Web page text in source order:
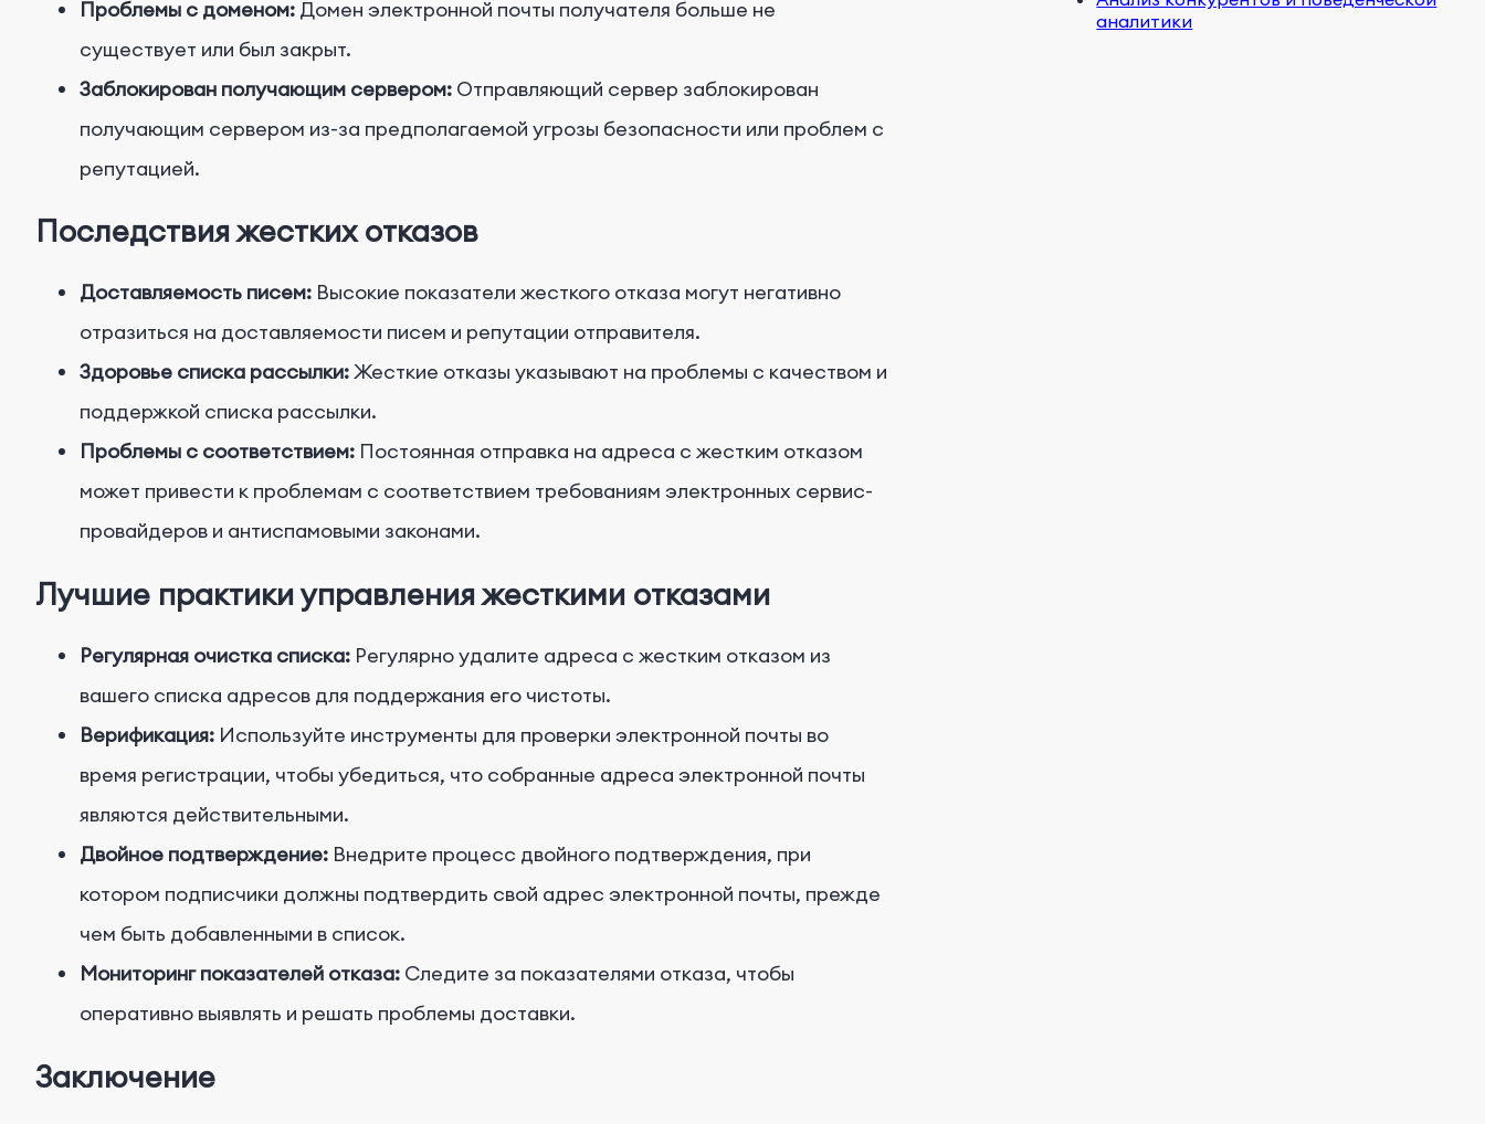
Проблемы с доменом: Домен электронной почты получателя больше не
существует или был закрыт.
Заблокирован получающим сервером: Отправляющий сервер заблокирован
получающим сервером из-за предполагаемой угрозы безопасности или проблем с
репутацией.
Последствия жестких отказов
Доставляемость писем: Высокие показатели жесткого отказа могут негативно
отразиться на доставляемости писем и репутации отправителя.
Здоровье списка рассылки:Жесткие отказы указывают на проблемы с качеством и
поддержкой списка рассылки.
Проблемы с соответствием: Постоянная отправка на адреса с жестким отказом
может привести к проблемам с соответствием требованиям электронных сервис-
провайдеров и антиспамовыми законами.
Лучшие практики управления жесткими отказами
Регулярная очистка списка: Регулярно удалите адреса с жестким отказом из
вашего списка адресов для поддержания его чистоты.
Верификация: Используйте инструменты для проверки электронной почты во
время регистрации, чтобы убедиться, что собранные адреса электронной почты
являются действительными.
Двойное подтверждение: Внедрите процесс двойного подтверждения, при
котором подписчики должны подтвердить свой адрес электронной почты, прежде
чем быть добавленными в список.
Мониторинг показателей отказа: Следите за показателями отказа, чтобы
оперативно выявлять и решать проблемы доставки.
Заключение
аналитики